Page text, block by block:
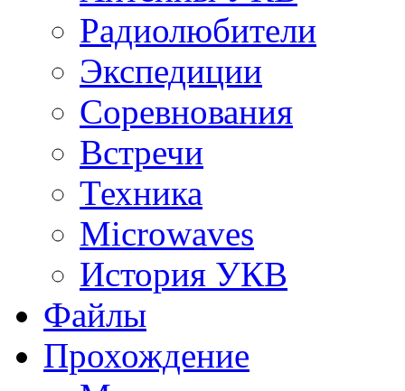
Радиолюбители
Экспедиции
Соревнования
Встречи
Техника
Microwaves
История УКВ
Файлы
Прохождение